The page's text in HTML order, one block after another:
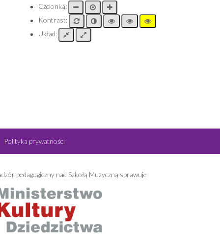
Czcionka:
Kontrast:
Układ:
Polityka prywatności
pedagogiczny nad Szkołą Muzyczną sprawuje